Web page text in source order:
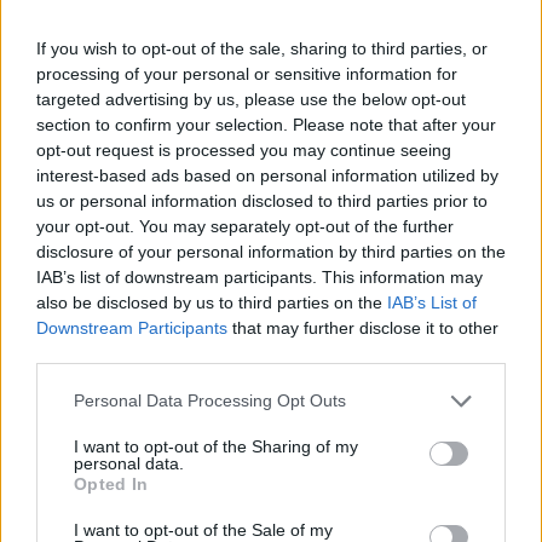
If you wish to opt-out of the sale, sharing to third parties, or
processing of your personal or sensitive information for
targeted advertising by us, please use the below opt-out
section to confirm your selection. Please note that after your
opt-out request is processed you may continue seeing
interest-based ads based on personal information utilized by
us or personal information disclosed to third parties prior to
your opt-out. You may separately opt-out of the further
disclosure of your personal information by third parties on the
IAB’s list of downstream participants. This information may
also be disclosed by us to third parties on the IAB’s List of
Downstream Participants that may further disclose it to other
Please note that this website/app uses one or more Google
not limited to your visit or usage behaviour. You may click to
grant or deny consent to Google and its third-party tags to
use your data for below specified purposes in below Google
consent section.
Personal Data Processing Opt Outs
I want to opt-out of the Sharing of my
personal data.
Opted In
I want to opt-out of the Sale of my
Ολυμπιακός & Παναθηναϊκός:
Τα προγραμματισμένα ματς που
είναι να δώσουν στο Ισραήλ
28/FEB/26 11:28
Ο Ολυμπιακός και ο Παναθηναϊκός έχουν δύο ματς
μπροστά τους που είναι προγραμματισμένα να γίνουν στο
Ισραήλ.
Μπαρτσελόνα: Κεκλεισμένων
και με Χάποελ, αποζημίωση κι
επιστροφή χρημάτων στους
εισιτηρίων
13/FEB/26 17:05
Κεκλεισμένων των θυρών θα διεξαχθεί το παιχνίδι
ανάμεσα στη Μπαρτσελόνα και στη Χάποελ Τελ Αβίβ
(13/3) στο Palau Blaugrana.